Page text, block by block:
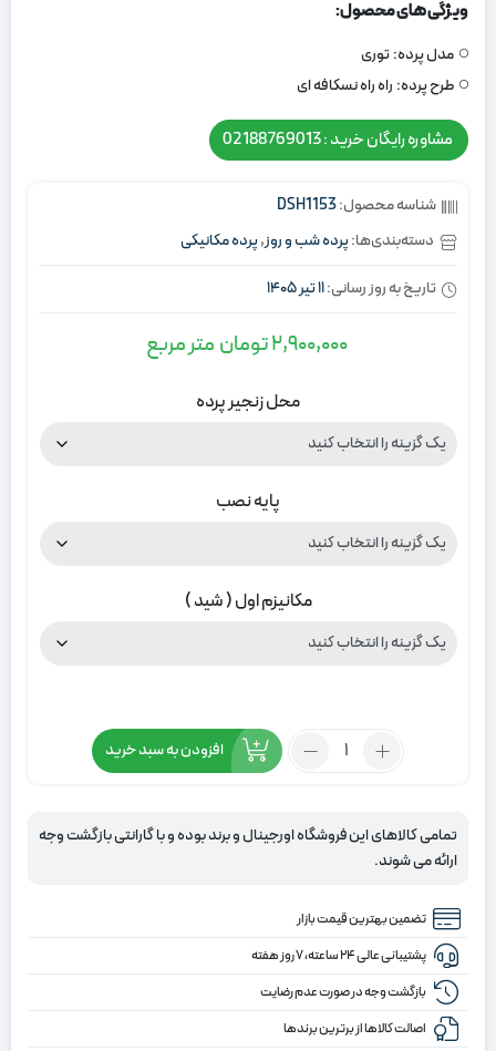
ویژگی های محصول:
مدل پرده:توری
طرح پرده: راه راه نسکافه ای
مشاوره رایگان خرید : 02188769013
شناسه محصول:DSH1153
دسته‌بندی‌ها:پرده شب و روز,پرده مکانیکی
تاریخ به روز رسانی:11 تیر 1405
2,900,000تومان متر مربع
محل زنجیر پرده
پایه نصب
مکانیزم اول ( شید )
تعداد:
روز
راه
نسکافه
افزودن به سبد خرید
تمامی کالاهای این فروشگاه اورجینال و برند بوده و با گارانتی بازگشت وجه
ارائه می شوند.
تضمین بهترین قیمت بازار
پشتیبانی عالی ۲۴ ساعته، ۷ روز هفته
بازگشت وجه در صورت عدم رضایت
اصالت کالاها از برترین برندها